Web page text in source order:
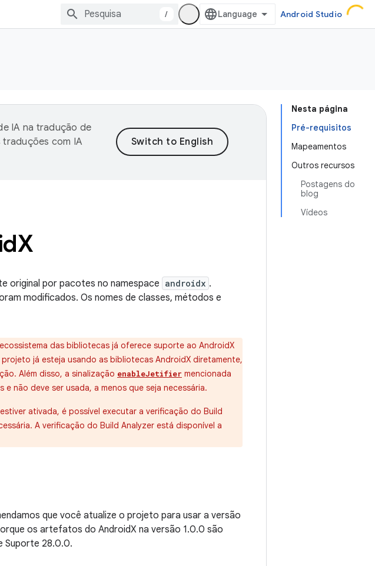
/ Android Studio
Nesta página
Pré-requisitos
Mapeamentos
Outros recursos
Postagens do
blog
Vídeos
IA na tradução de
com IA
X
original por pacotes no namespace androidx .
modificados. Os nomes de classes, métodos e
das bibliotecas já oferece suporte ao AndroidX
já esteja usando as bibliotecas AndroidX diretamente,
Além disso, a sinalização enableJetifier mencionada
não deve ser usada, a menos que seja necessária.
ativada, é possível executar a verificação do Build
A verificação do Build Analyzer está disponível a
que você atualize o projeto para usar a versão
os artefatos do AndroidX na versão 1.0.0 são
Suporte 28.0.0.